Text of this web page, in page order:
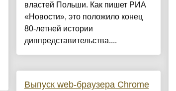
властей Польши. Как пишет РИА
«Новости», это положило конец
80-летней истории
диппредставительства....
Выпуск web-браузера Chrome